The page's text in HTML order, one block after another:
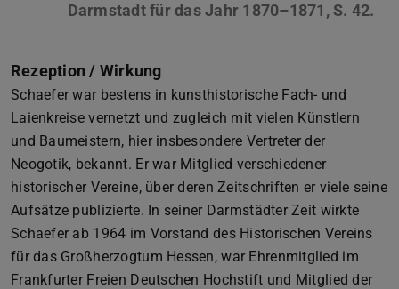
Rezeption / Wirkung
Schaefer war bestens in kunsthistorische Fach- und
Laienkreise vernetzt und zugleich mit vielen Künstlern
und Baumeistern, hier insbesondere Vertreter der
Neogotik, bekannt. Er war Mitglied verschiedener
historischer Vereine, über deren Zeitschriften er viele seine
Aufsätze publizierte. In seiner Darmstädter Zeit wirkte
Schaefer ab 1964 im Vorstand des Historischen Vereins
für das Großherzogtum Hessen, war Ehrenmitglied im
Frankfurter Freien Deutschen Hochstift und Mitglied der